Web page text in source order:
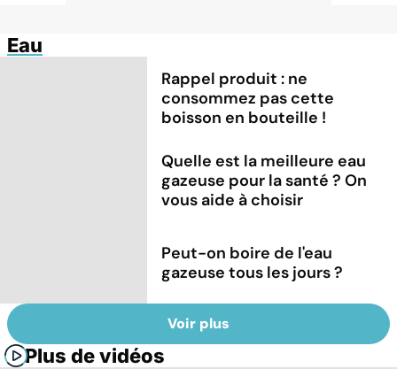
Eau
Rappel produit : ne
consommez pas cette
boisson en bouteille !
Quelle est la meilleure eau
gazeuse pour la santé ? On
vous aide à choisir
Peut-on boire de l'eau
gazeuse tous les jours ?
Voir plus
Plus de vidéos